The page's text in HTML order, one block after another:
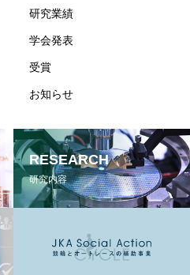
研究業績
学会発表
受賞
お知らせ
RESEARCH
研究内容